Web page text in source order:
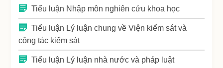
Tiểu luận Nhập môn nghiên cứu khoa học
Tiểu luận Lý luận chung về Viện kiểm sát và
công tác kiểm sát
Tiểu luận Lý luận nhà nước và pháp luật